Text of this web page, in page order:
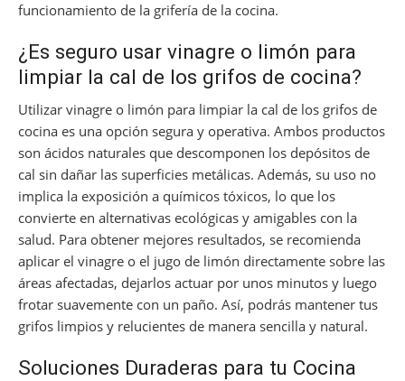
funcionamiento de la grifería de la cocina.
¿Es seguro usar vinagre o limón para
limpiar la cal de los grifos de cocina?
Utilizar vinagre o limón para limpiar la cal de los grifos de
cocina es una opción segura y operativa. Ambos productos
son ácidos naturales que descomponen los depósitos de
cal sin dañar las superficies metálicas. Además, su uso no
implica la exposición a químicos tóxicos, lo que los
convierte en alternativas ecológicas y amigables con la
salud. Para obtener mejores resultados, se recomienda
aplicar el vinagre o el jugo de limón directamente sobre las
áreas afectadas, dejarlos actuar por unos minutos y luego
frotar suavemente con un paño. Así, podrás mantener tus
grifos limpios y relucientes de manera sencilla y natural.
Soluciones Duraderas para tu Cocina